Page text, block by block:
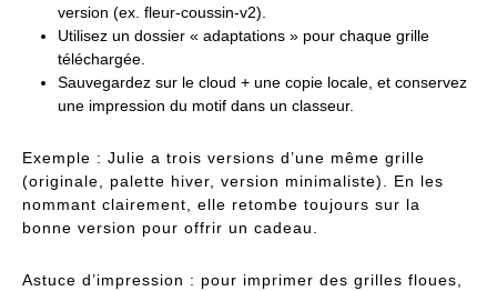
version (ex. fleur-coussin-v2).
Utilisez un dossier « adaptations » pour chaque grille
téléchargée.
Sauvegardez sur le cloud + une copie locale, et conservez
une impression du motif dans un classeur.
Exemple : Julie a trois versions d’une même grille
(originale, palette hiver, version minimaliste). En les
nommant clairement, elle retombe toujours sur la
bonne version pour offrir un cadeau.
Astuce d’impression : pour imprimer des grilles floues,